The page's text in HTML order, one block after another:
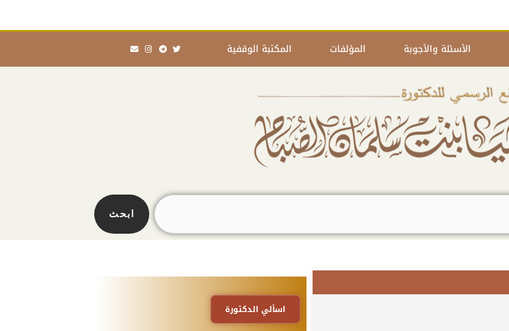
الأسئلة والأجوبة المؤلفات المكتبة الوقفية Twitter
Telegram
Instagram
Envelope
ابحث
اسألي الدكتورة